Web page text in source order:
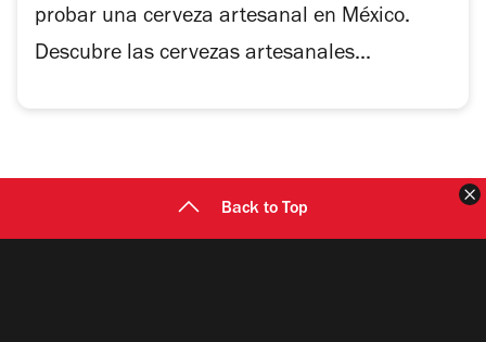
probar una cerveza artesanal en México.
Descubre las cervezas artesanales...
Back to Top